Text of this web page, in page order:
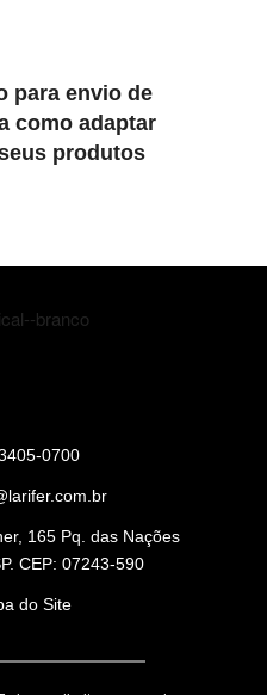
para envio de
como adaptar
produtos
0700
165 Pq. das Nações
CEP: 07243-590
do Site